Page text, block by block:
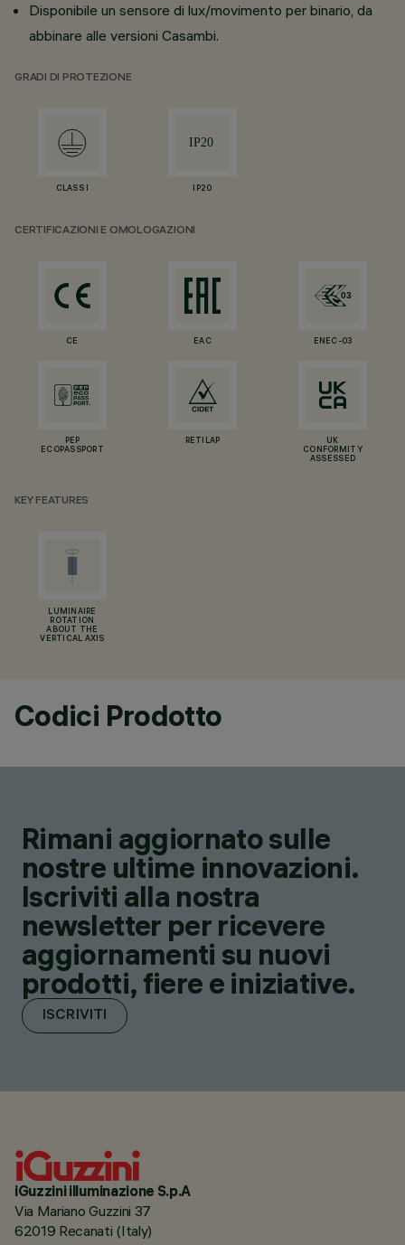
Disponibile un sensore di lux/movimento per binario, da
abbinare alle versioni Casambi.
GRADI DI PROTEZIONE
CLASS I IP20
CERTIFICAZIONI E OMOLOGAZIONI
CE EAC ENEC-03
PEP
ECOPASSPORT
RETILAP
UK
CONFORMITY
ASSESSED
KEY FEATURES
LUMINAIRE
ROTATION
ABOUT THE
VERTICAL AXIS
Codici Prodotto
Rimani aggiornato sulle
nostre ultime innovazioni.
Iscriviti alla nostra
newsletter per ricevere
aggiornamenti su nuovi
prodotti, fiere e iniziative.
ISCRIVITI
iGuzzini illuminazione S.p.A
Via Mariano Guzzini 37
62019 Recanati (Italy)